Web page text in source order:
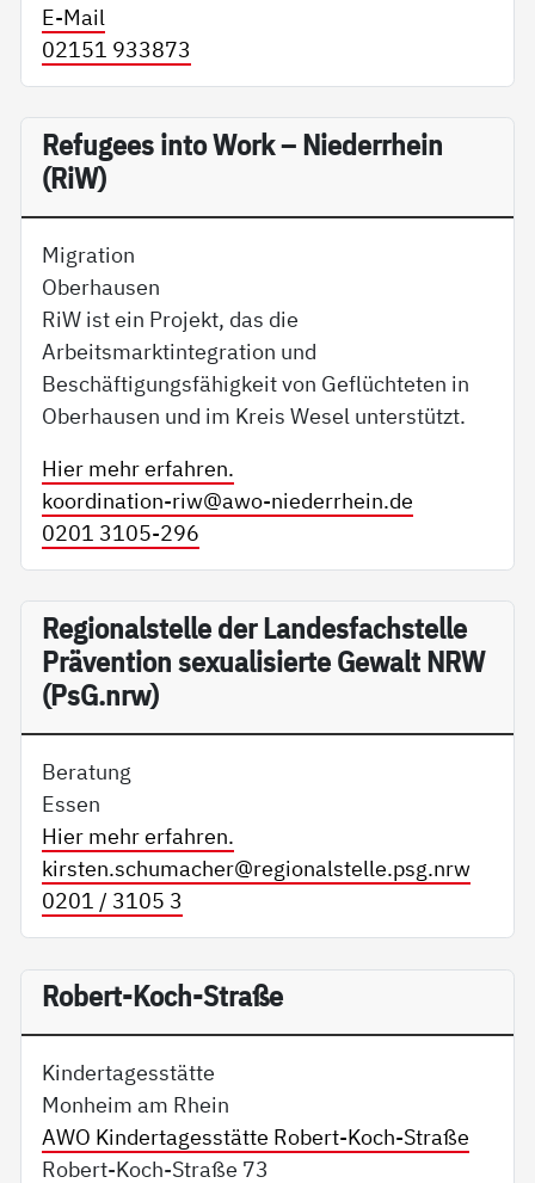
E-Mail
02151 933873
Re­fu­gees in­to Work – Nie­der­r­hein
(RiW)
Migration
Oberhausen
RiW ist ein Projekt, das die
Arbeitsmarktintegration und
Beschäftigungsfähigkeit von Geflüchteten in
Oberhausen und im Kreis Wesel unterstützt.
Hier mehr erfahren.
koordination-riw@awo-niederrhein.de
0201 3105-296
Re­gio­nal­s­tel­le der Lan­des­fach­s­tel­le
Präv­en­ti­on se­xua­li­sier­te Ge­walt NRW
(PsG.nrw)
Beratung
Essen
Hier mehr erfahren.
kirsten.schumacher@regionalstelle.psg.nrw
0201 / 3105 3
Robert-Koch-Straße
Kindertagesstätte
Monheim am Rhein
AWO Kindertagesstätte Robert-Koch-Straße
Robert-Koch-Straße 73